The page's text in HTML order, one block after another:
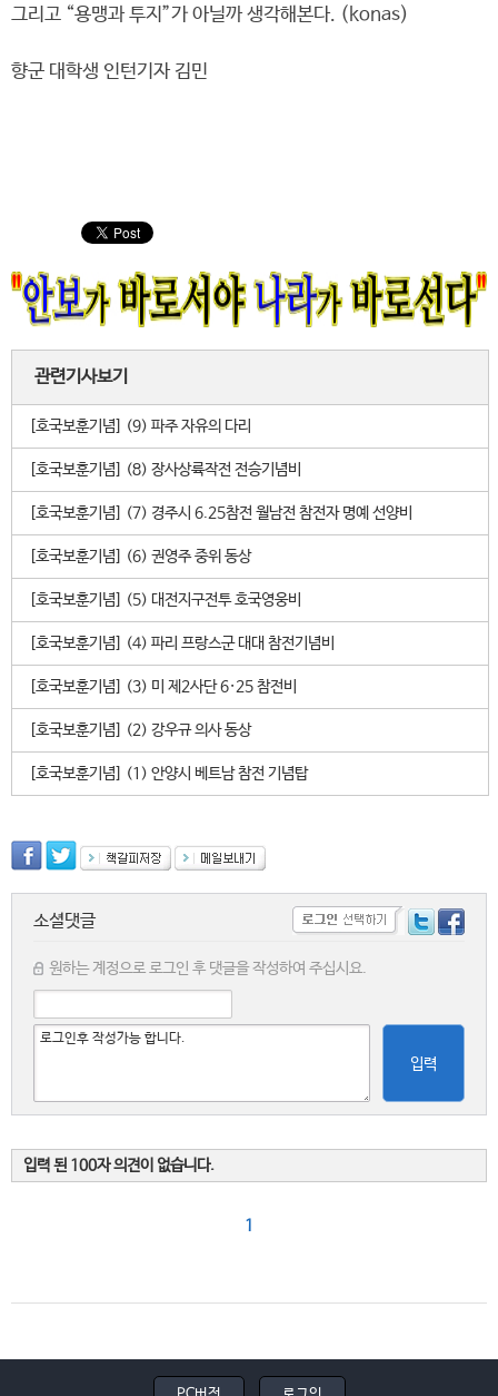
그리고 “용맹과 투지”가 아닐까 생각해본다. (konas)
향군 대학생 인턴기자 김민
관련기사보기
[호국보훈기념] (9) 파주 자유의 다리
[호국보훈기념] (8) 장사상륙작전 전승기념비
[호국보훈기념] (7) 경주시 6.25참전 월남전 참전자 명예 선양비
[호국보훈기념] (6) 권영주 중위 동상
[호국보훈기념] (5) 대전지구전투 호국영웅비
[호국보훈기념] (4) 파리 프랑스군 대대 참전기념비
[호국보훈기념] (3) 미 제2사단 6·25 참전비
[호국보훈기념] (2) 강우규 의사 동상
[호국보훈기념] (1) 안양시 베트남 참전 기념탑
소셜댓글
원하는 계정으로 로그인 후 댓글을 작성하여 주십시요.
입력
입력 된 100자 의견이 없습니다.
1